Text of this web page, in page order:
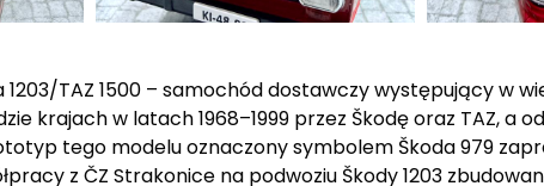
1203/TAZ 1500 – samochód dostawczy występujący
krajach w latach 1968–1999 przez Škodę oraz TAZ, a
tego modelu oznaczony symbolem Škoda 979
z ČZ Strakonice na podwoziu Škody 1203